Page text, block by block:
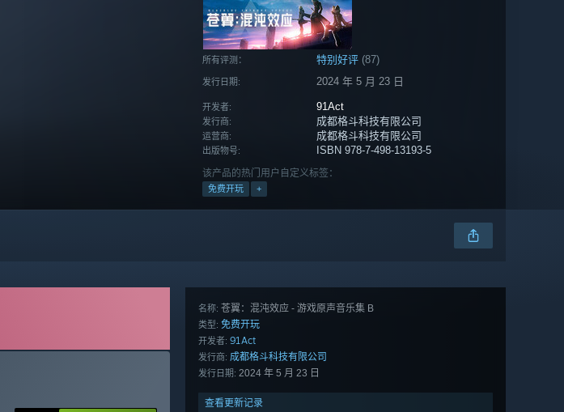
所有评测： 特别好评 (87)
发行日期: 2024 年 5 月 23 日
开发者: 91Act
发行商: 成都格斗科技有限公司
运营商: 成都格斗科技有限公司
出版物号: ISBN 978-7-498-13193-5
该产品的热门用户自定义标签：
免费开玩 +
名称: 苍翼：混沌效应 - 游戏原声音乐集 B
类型: 免费开玩
开发者: 91Act
发行商: 成都格斗科技有限公司
发行日期: 2024 年 5 月 23 日
查看更新记录